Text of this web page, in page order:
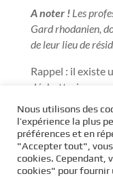
A noter ! Les
Gard rhodanien,
de leur lieu de
Rappel : il existe
déchetterie,
Une déchetterie
gardé, dans
des encombrants,
Nous utilisons des
l’expérience la plus
préférences et en
"Accepter tout",
cookies. Cependant,
cookies" pour fournir